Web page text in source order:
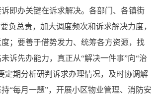
即办关键在诉求解决。各部门、各镇街
要负总责，加大调度频次和诉求解决力度，
；要善于借势发力、统筹各方资源，找
诉先办能力，真正从“解决一件事”向“治
定期分析研判诉求办理情况，及时协调解
“每月一题”，开展小区物业管理、消防安